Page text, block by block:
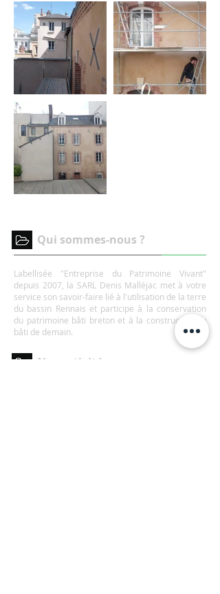
Qui sommes-nous ?
Labellisée "Entreprise du Patrimoine Vivant"
depuis 2007, la SARL Denis Malléjac met à votre
service son savoir-faire lié à l'utilisation de la terre
du bassin Rennais et participe à la conservation
du patrimoine bâti breton et à la construction du
bâti de demain.
Nos activités